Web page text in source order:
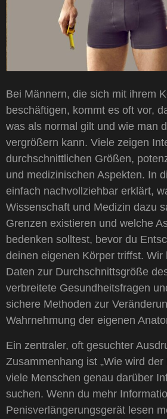
Bei Männern, die sich mit ihrem
beschäftigen, kommt es oft vor,
was als normal gilt und wie man
vergrößern kann. Viele zeigen
durchschnittlichen Größen,
und medizinischen Aspekten. In
einfach nachvollziehbar erklärt,
Wissenschaft und Medizin dazu
Grenzen existieren und welche
bedenken solltest, bevor du
deinen eigenen Körper triffst. Wir
Daten zur Durchschnittsgröße
verbreitete Gesundheitsfragen
sichere Methoden zur
Wahrnehmung der eigenen
Ein zentraler, oft gesuchter
Zusammenhang ist „Wie wird der
viele Menschen genau darüber
suchen. Wenn du mehr
Penisverlängerungsgerät lesen